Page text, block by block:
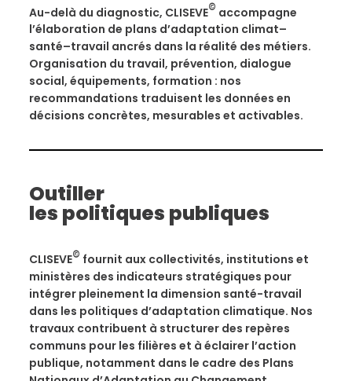
Au-delà du diagnostic, CLISEVE© accompagne
l’élaboration de plans d’adaptation climat–
santé–travail ancrés dans la réalité des métiers.
Organisation du travail, prévention, dialogue
social, équipements, formation : nos
recommandations traduisent les données en
décisions concrètes, mesurables et activables.
Outiller
les politiques publiques
CLISEVE© fournit aux collectivités, institutions et
ministères des indicateurs stratégiques pour
intégrer pleinement la dimension santé-travail
dans les politiques d’adaptation climatique. Nos
travaux contribuent à structurer des repères
communs pour les filières et à éclairer l’action
publique, notamment dans le cadre des Plans